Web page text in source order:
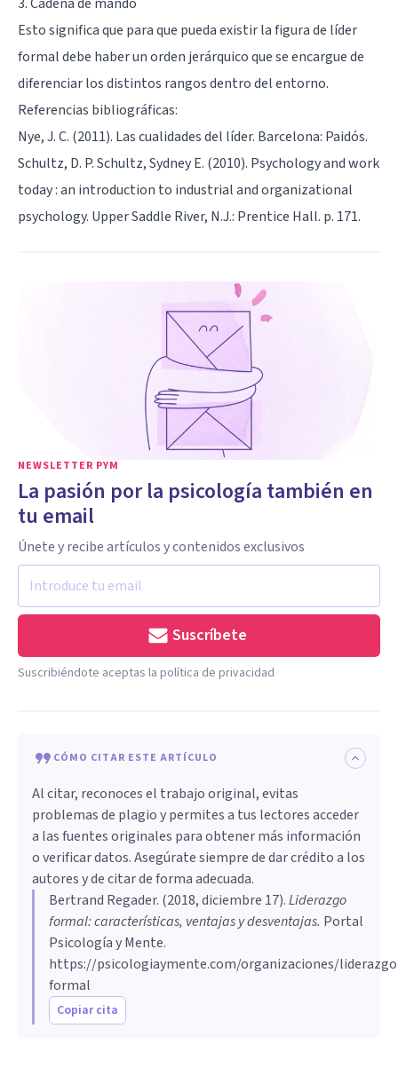
Esto significa que para que pueda existir la figura de líder
formal debe haber un orden jerárquico que se encargue de
diferenciar los distintos rangos dentro del entorno.
Referencias bibliográficas:
Nye, J. C. (2011). Las cualidades del líder. Barcelona: Paidós.
Schultz, D. P. Schultz, Sydney E. (2010). Psychology and work
today : an introduction to industrial and organizational
psychology. Upper Saddle River, N.J.: Prentice Hall. p. 171.
NEWSLETTER PYM
La pasión por la psicología también en
tu email
Únete y recibe artículos y contenidos exclusivos
Suscríbete
Suscribiéndote aceptas la política de privacidad
CÓMO CITAR ESTE ARTÍCULO
Al citar, reconoces el trabajo original, evitas
problemas de plagio y permites a tus lectores acceder
a las fuentes originales para obtener más información
o verificar datos. Asegúrate siempre de dar crédito a los
autores y de citar de forma adecuada.
Bertrand Regader. (2018, diciembre 17).Liderazgo
formal: características, ventajas y desventajas. Portal
Psicología y Mente.
https://psicologiaymente.com/organizaciones/
formal
Copiar cita